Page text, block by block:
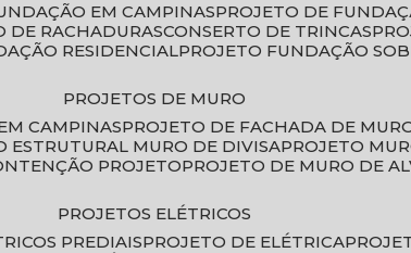
EM CAMPINAS
PROJETO DE
DE RACHADURAS CONSERTO DE TRINCAS
RESIDENCIAL PROJETO FUNDAÇÃO
PROJETOS DE MURO
CAMPINAS PROJETO DE FACHADA DE
ESTRUTURAL MURO DE DIVISA
PROJETO
PROJETO PROJETO DE MURO DE
PROJETOS ELÉTRICOS
PREDIAIS PROJETO DE ELÉTRICA